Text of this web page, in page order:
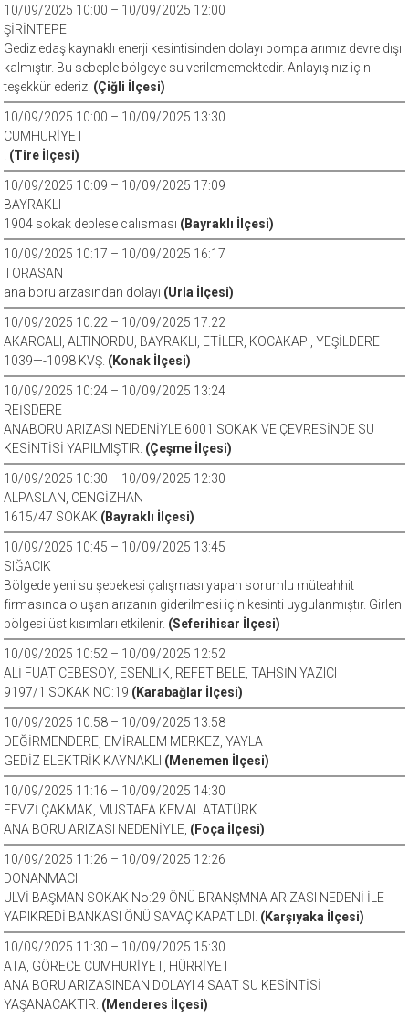
10/09/2025 10:00 – 10/09/2025 12:00
ŞİRİNTEPE
Gediz edaş kaynaklı enerji kesintisinden dolayı pompalarımız devre dışı
kalmıştır. Bu sebeple bölgeye su verilememektedir. Anlayışınız için
teşekkür ederiz. (Çiğli İlçesi)
10/09/2025 10:00 – 10/09/2025 13:30
CUMHURİYET
(Tire İlçesi)
10/09/2025 10:09 – 10/09/2025 17:09
BAYRAKLI
1904 sokak deplese calısması (Bayraklı İlçesi)
10/09/2025 10:17 – 10/09/2025 16:17
TORASAN
ana boru arzasından dolayı (Urla İlçesi)
10/09/2025 10:22 – 10/09/2025 17:22
AKARCALI, ALTINORDU, BAYRAKLI, ETİLER, KOCAKAPI, YEŞİLDERE
1039—-1098 KVŞ. (Konak İlçesi)
10/09/2025 10:24 – 10/09/2025 13:24
REİSDERE
ANABORU ARIZASI NEDENİYLE 6001 SOKAK VE ÇEVRESİNDE SU
KESİNTİSİ YAPILMIŞTIR. (Çeşme İlçesi)
10/09/2025 10:30 – 10/09/2025 12:30
ALPASLAN, CENGİZHAN
1615/47 SOKAK (Bayraklı İlçesi)
10/09/2025 10:45 – 10/09/2025 13:45
SIĞACIK
Bölgede yeni su şebekesi çalışması yapan sorumlu müteahhit
firmasınca oluşan arızanın giderilmesi için kesinti uygulanmıştır. Girlen
bölgesi üst kısımları etkilenir. (Seferihisar İlçesi)
10/09/2025 10:52 – 10/09/2025 12:52
ALİ FUAT CEBESOY, ESENLİK, REFET BELE, TAHSİN YAZICI
9197/1 SOKAK NO:19 (Karabağlar İlçesi)
10/09/2025 10:58 – 10/09/2025 13:58
DEĞİRMENDERE, EMİRALEM MERKEZ, YAYLA
GEDİZ ELEKTRİK KAYNAKLI (Menemen İlçesi)
10/09/2025 11:16 – 10/09/2025 14:30
FEVZİ ÇAKMAK, MUSTAFA KEMAL ATATÜRK
ANA BORU ARIZASI NEDENİYLE, (Foça İlçesi)
10/09/2025 11:26 – 10/09/2025 12:26
DONANMACI
ULVİ BAŞMAN SOKAK No:29 ÖNÜ BRANŞMNA ARIZASI NEDENİ İLE
YAPIKREDİ BANKASI ÖNÜ SAYAÇ KAPATILDI. (Karşıyaka İlçesi)
10/09/2025 11:30 – 10/09/2025 15:30
ATA, GÖRECE CUMHURİYET, HÜRRİYET
ANA BORU ARIZASINDAN DOLAYI 4 SAAT SU KESİNTİSİ
YAŞANACAKTIR. (Menderes İlçesi)